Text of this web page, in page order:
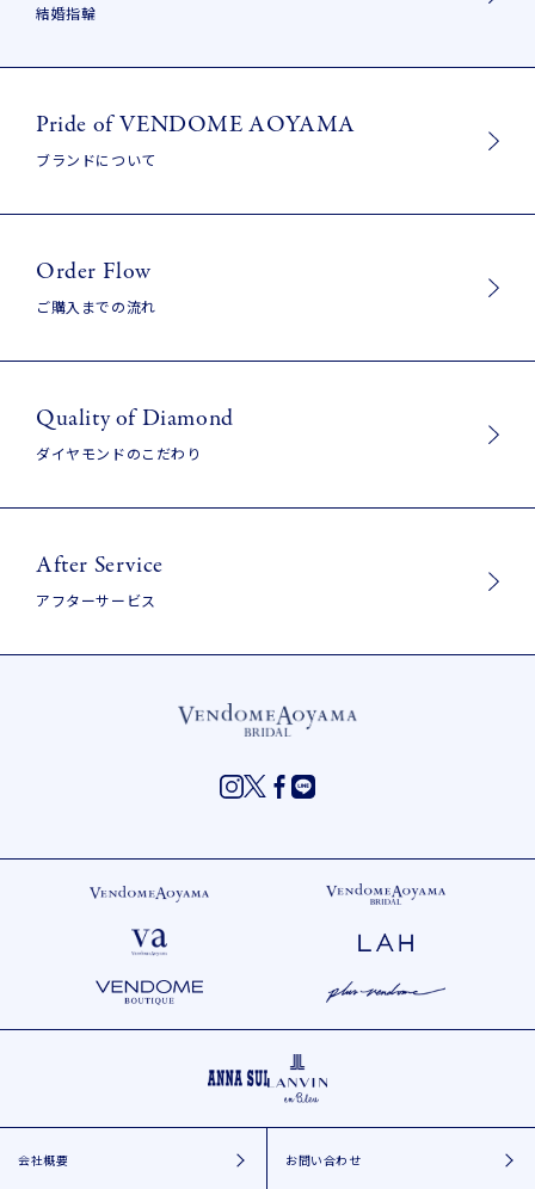
結婚指輪
Pride of VENDOME AOYAMA
ブランドについて
Order Flow
ご購入までの流れ
Quality of Diamond
ダイヤモンドのこだわり
After Service
アフターサービス
会社概要 お問い合わせ